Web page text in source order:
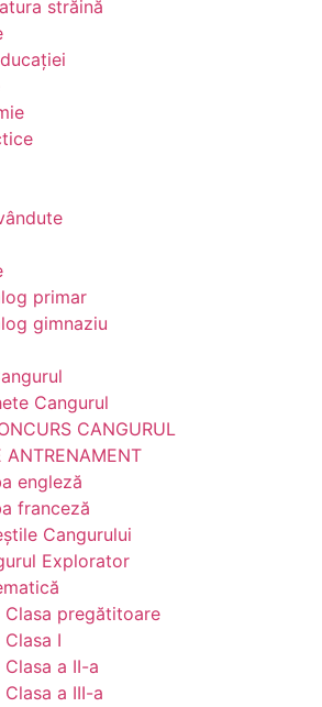
străină
primar
gimnaziu
Cangurul
CANGURUL
ANTRENAMENT
engleză
franceză
Cangurului
Explorator
Clasa pregătitoare
Clasa I
Clasa a II-a
Clasa a III-a